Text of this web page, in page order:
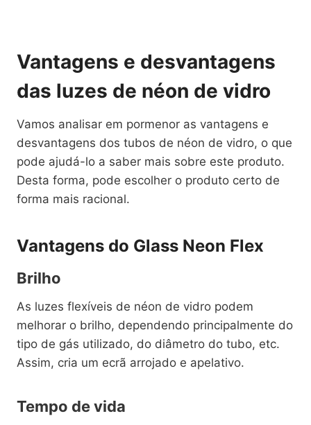
Vantagens e desvantagens
das luzes de néon de vidro
Vamos analisar em pormenor as vantagens e
desvantagens dos tubos de néon de vidro, o que
pode ajudá-lo a saber mais sobre este produto.
Desta forma, pode escolher o produto certo de
forma mais racional.
Vantagens do Glass Neon Flex
Brilho
As luzes flexíveis de néon de vidro podem
melhorar o brilho, dependendo principalmente do
tipo de gás utilizado, do diâmetro do tubo, etc.
Assim, cria um ecrã arrojado e apelativo.
Tempo de vida